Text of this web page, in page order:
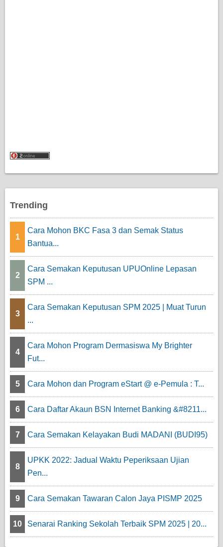
Trending
1
Cara Mohon BKC Fasa 3 dan Semak Status
Bantua...
2
Cara Semakan Keputusan UPUOnline Lepasan
SPM ...
3
Cara Semakan Keputusan SPM 2025 | Muat Turun
...
4
Cara Mohon Program Dermasiswa My Brighter
Fut...
5 Cara Mohon dan Program eStart @ e-Pemula : T...
6 Cara Daftar Akaun BSN Internet Banking &#8211...
7 Cara Semakan Kelayakan Budi MADANI (BUDI95)
8
UPKK 2022: Jadual Waktu Peperiksaan Ujian
Pen...
9 Cara Semakan Tawaran Calon Jaya PISMP 2025
10 Senarai Ranking Sekolah Terbaik SPM 2025 | 20...